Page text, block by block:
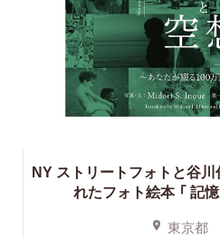
NY ストリートフォトと谷
れたフォト絵本「 記
東京都